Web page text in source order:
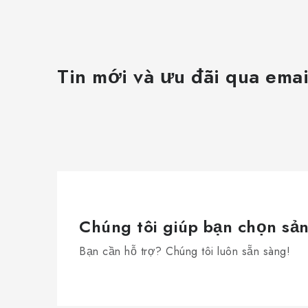
Tin mới và ưu đãi qua
Chúng tôi giúp bạn chọn
Bạn cần hỗ trợ? Chúng tôi luôn sẵn sàng!